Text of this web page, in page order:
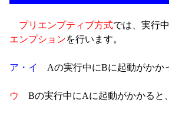
プリエンプティブ方式では、実行
エンプションを行います。
ア・イ Aの実行中にBに起動がかか
ウ Bの実行中にAに起動がかかると